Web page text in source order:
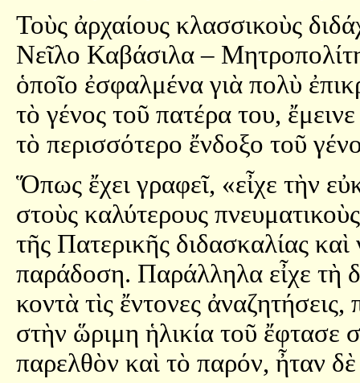
Τοὺς ἀρχαίους κλασσικοὺς
Νεῖλο Καβάσιλα –
ὁποῖο ἐσφαλμένα γιὰ πολὺ
τὸ γένος τοῦ πατέρα του,
τὸ περισσότερο ἔνδοξο τοῦ
Ὅπως ἔχει γραφεῖ, «εἶχε τὴν
στοὺς καλύτερους
τῆς Πατερικῆς διδασκαλίας
παράδοση. Παράλληλα εἶχε τὴ
κοντὰ τὶς ἔντονες
στὴν ὥριμη ἡλικία τοῦ ἔφτασε
παρελθὸν καὶ τὸ παρόν, ἦταν